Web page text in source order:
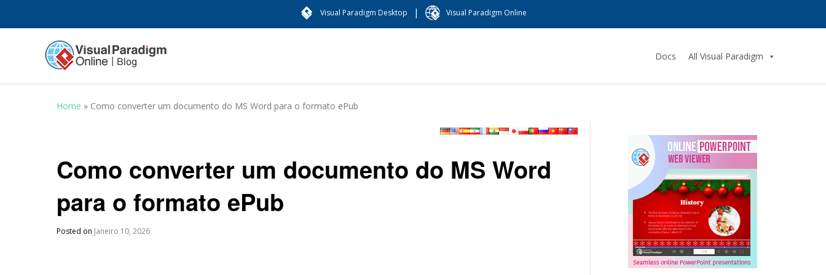
Visual Paradigm Desktop | Visual Paradigm Online
Docs All Visual Paradigm
Home » Como converter um documento do MS Word para o formato ePub
Como converter um documento do MS Word
para o formato ePub
Posted on Janeiro 10, 2026